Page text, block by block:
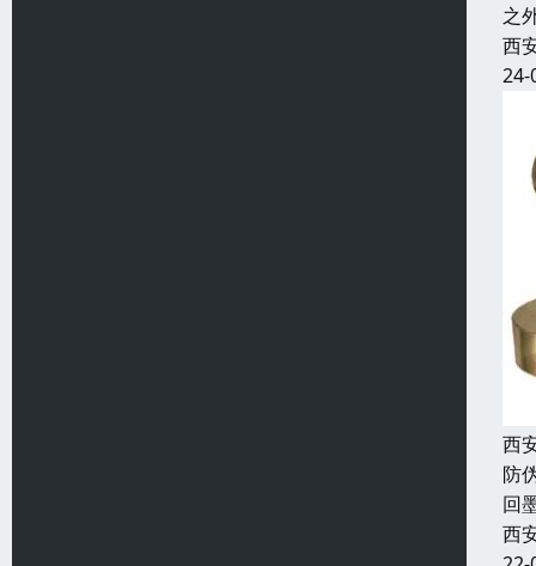
之
西
24-
西
防
回
西